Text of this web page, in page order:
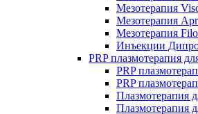
Мезотерапия
Мезотерапия
Мезотерапия
Инъекции
PRP плазмотерапия
PRP
PRP
Плазмотерапия
Плазмотерапия